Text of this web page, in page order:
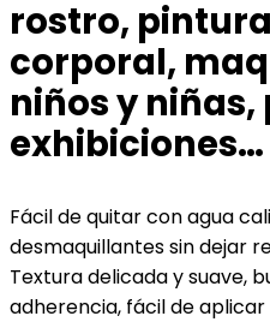
rostro,
corporal,
niños y niñas,
exhibiciones…
Fácil de quitar con agua
desmaquillantes sin dejar
Textura delicada y suave,
adherencia, fácil de aplicar